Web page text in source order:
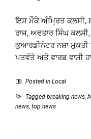
ਇਸ ਮੌਕੇ ਅੰਮ੍ਰਿਤ ਕਲਸੀ,
ਰਾਜ, ਅਵਤਾਰ ਸਿੰਘ
ਕੁਆਰਡੀਨੇਟਰ ਨਸ਼ਾ ਮੁਕਤੀ
ਪਤਵੰਤੇ ਅਤੇ ਵਾਰਡ ਵਾਸੀ
Posted in Local
Tagged breaking news,
news, top news